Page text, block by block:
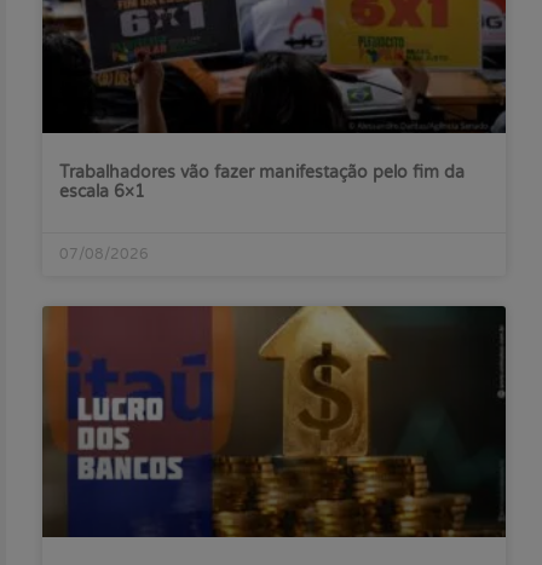
Trabalhadores vão fazer manifestação pelo fim da
escala 6×1
07/08/2026